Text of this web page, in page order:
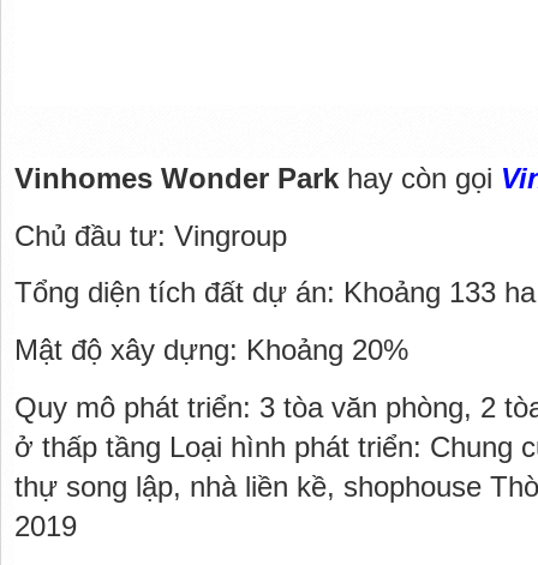
Vinhomes Wonder Park hay còn gọi
Chủ đầu tư: Vingroup
Tổng diện tích đất dự án: Khoảng 133 ha
Mật độ xây dựng: Khoảng 20%
Quy mô phát triển: 3 tòa văn phòng, 2
ở thấp tầng Loại hình phát triển: Chung
thự song lập, nhà liền kề, shophouse
2019